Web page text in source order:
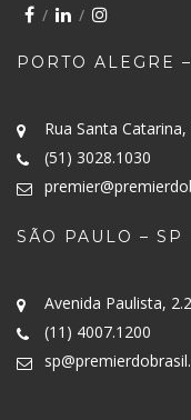
PORTO ALEGRE
Rua Santa
(51) 3028.1030
SÃO PAULO – SP
Avenida Paulista,
(11) 4007.1200